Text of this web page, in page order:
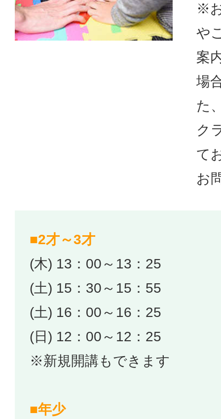
※
や
案
場
た
ク
て
お
■2才～3才
(木) 13：00～13：25
(土) 15：30～15：55
(土) 16：00～16：25
(日) 12：00～12：25
※新規開講もできます
■年少